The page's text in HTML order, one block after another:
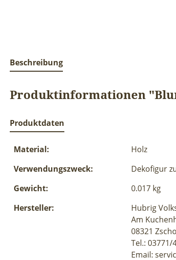
Beschreibung
Produktinformationen
Produktdaten
Material:
Holz
Verwendungszweck:
Dekofigur
Gewicht:
0.017 kg
Hersteller:
Hubrig
Am
08321
Tel.: 03771/
Email: